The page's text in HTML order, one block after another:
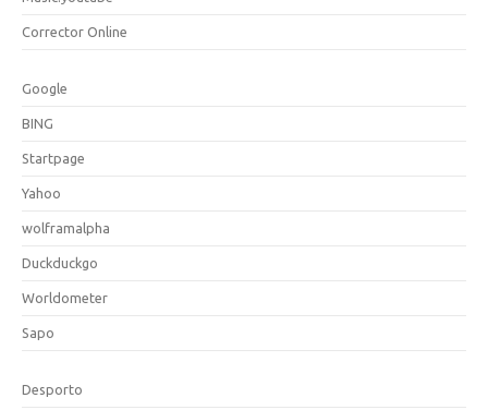
Corrector Online
Google
BING
Startpage
Yahoo
wolframalpha
Duckduckgo
Worldometer
Sapo
Desporto